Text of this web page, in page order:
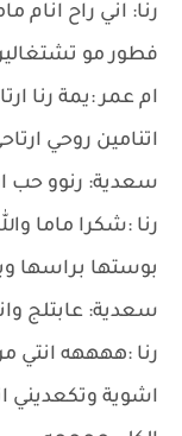
رنا: اني راح انام
فطور مو
ام عمر :يمة رنا
اتنامين روحي
سعدية: رنوو حب
رنا :شكرا ماما
بوستها براسها
سعدية: عابتلج
رنا :ههههه انتي
اشوية وتكعديني